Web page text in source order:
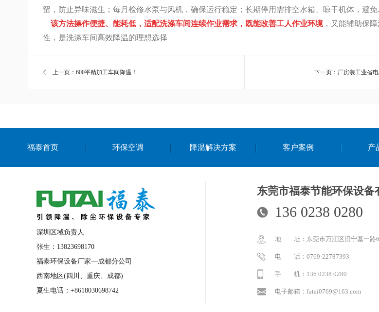
留，防止异味滋生；每月检修水泵与风机，确保运行稳定；长期停用需排空水箱、晾干机体，避免
该方法操作便捷、能耗低，适配洗涤车间连续作业需求，既能改善工人作业环境，又能辅助保
性，是洗涤车间高效降温的理想选择
上一页：600平精加工车间降温！ 下一页：厂房装工业省
福泰首页 环保空调 降温解决方案 客户案例 产
深圳区域负责人
张生：13823698170
福泰环保设备厂家—成都分公司
西南地区(四川、重庆、成都)
夏生电话：+8618030698742
东莞市福泰节能环保设备
136 0238 0280
地 址：东莞市万江区旧宁基一路
电 话：0769-22787393
手 机：136 0238 0280
电子邮箱：futai0769@163.com